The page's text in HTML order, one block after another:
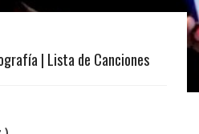
| Lista de Canciones